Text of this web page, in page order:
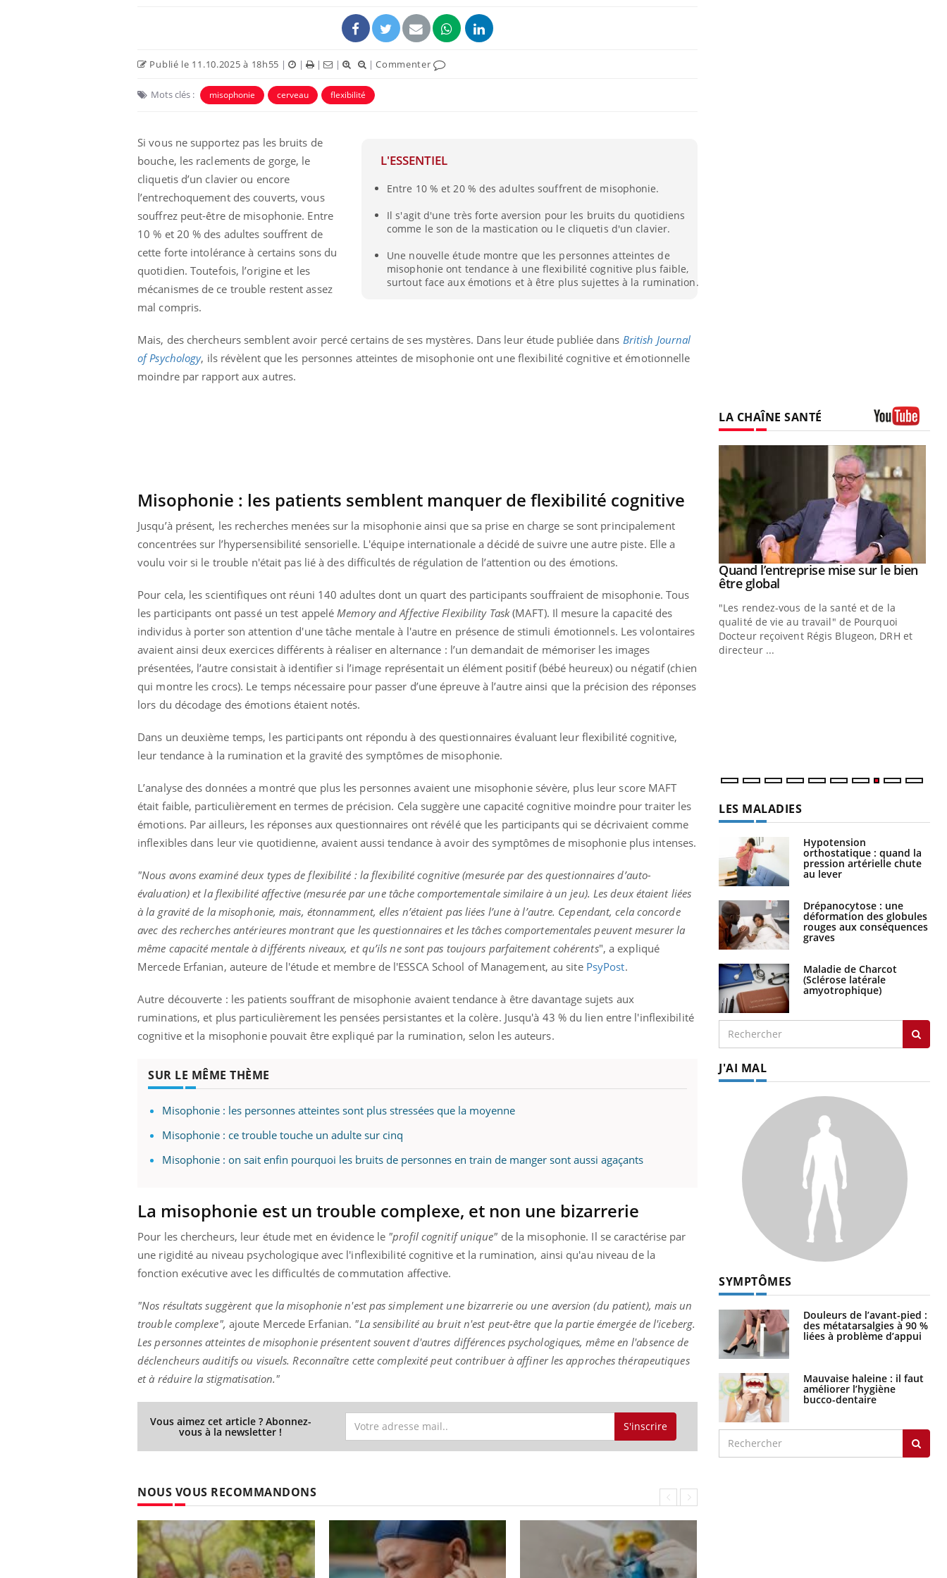
Publié le 11.10.2025 à 18h55 | | | | |Commenter
Mots clés : misophonie cerveau flexibilité
L'ESSENTIEL
Entre 10 % et 20 % des adultes souffrent de misophonie.
Il s'agit d'une très forte aversion pour les bruits du quotidiens
comme le son de la mastication ou le cliquetis d'un clavier.
Une nouvelle étude montre que les personnes atteintes de
misophonie ont tendance à une flexibilité cognitive plus faible,
surtout face aux émotions et à être plus sujettes à la rumination.
Si vous ne supportez pas les bruits de
bouche, les raclements de gorge, le
cliquetis d’un clavier ou encore
l’entrechoquement des couverts, vous
souffrez peut-être de misophonie. Entre
10 % et 20 % des adultes souffrent de
cette forte intolérance à certains sons du
quotidien. Toutefois, l’origine et les
mécanismes de ce trouble restent assez
mal compris.
Mais, des chercheurs semblent avoir percé certains de ses mystères. Dans leur étude publiée dans British Journal
of Psychology, ils révèlent que les personnes atteintes de misophonie ont une flexibilité cognitive et émotionnelle
moindre par rapport aux autres.
Misophonie : les patients semblent manquer de flexibilité cognitive
Jusqu’à présent, les recherches menées sur la misophonie ainsi que sa prise en charge se sont principalement
concentrées sur l’hypersensibilité sensorielle. L'équipe internationale a décidé de suivre une autre piste. Elle a
voulu voir si le trouble n'était pas lié à des difficultés de régulation de l’attention ou des émotions.
Pour cela, les scientifiques ont réuni 140 adultes dont un quart des participants souffraient de misophonie. Tous
les participants ont passé un test appelé Memory and Affective Flexibility Task(MAFT). Il mesure la capacité des
individus à porter son attention d'une tâche mentale à l'autre en présence de stimuli émotionnels. Les volontaires
avaient ainsi deux exercices différents à réaliser en alternance : l’un demandait de mémoriser les images
présentées, l’autre consistait à identifier si l’image représentait un élément positif (bébé heureux) ou négatif (chien
qui montre les crocs). Le temps nécessaire pour passer d’une épreuve à l’autre ainsi que la précision des réponses
lors du décodage des émotions étaient notés.
Dans un deuxième temps, les participants ont répondu à des questionnaires évaluant leur flexibilité cognitive,
leur tendance à la rumination et la gravité des symptômes de misophonie.
L’analyse des données a montré que plus les personnes avaient une misophonie sévère, plus leur score MAFT
était faible, particulièrement en termes de précision. Cela suggère une capacité cognitive moindre pour traiter les
émotions. Par ailleurs, les réponses aux questionnaires ont révélé que les participants qui se décrivaient comme
inflexibles dans leur vie quotidienne, avaient aussi tendance à avoir des symptômes de misophonie plus intenses.
"Nous avons examiné deux types de flexibilité : la flexibilité cognitive (mesurée par des questionnaires d’auto-
évaluation) et la flexibilité affective (mesurée par une tâche comportementale similaire à un jeu). Les deux étaient liées
à la gravité de la misophonie, mais, étonnamment, elles n’étaient pas liées l’une à l’autre. Cependant, cela concorde
avec des recherches antérieures montrant que les questionnaires et les tâches comportementales peuvent mesurer la
même capacité mentale à différents niveaux, et qu’ils ne sont pas toujours parfaitement cohérents", a expliqué
Mercede Erfanian, auteure de l'étude et membre de l'ESSCA School of Management, au site PsyPost.
Autre découverte : les patients souffrant de misophonie avaient tendance à être davantage sujets aux
ruminations, et plus particulièrement les pensées persistantes et la colère. Jusqu'à 43 % du lien entre l'inflexibilité
cognitive et la misophonie pouvait être expliqué par la rumination, selon les auteurs.
SUR LE MÊME THÈME
Misophonie : les personnes atteintes sont plus stressées que la moyenne
Misophonie : ce trouble touche un adulte sur cinq
Misophonie : on sait enfin pourquoi les bruits de personnes en train de manger sont aussi agaçants
La misophonie est un trouble complexe, et non une bizarrerie
Pour les chercheurs, leur étude met en évidence le "profil cognitif unique" de la misophonie. Il se caractérise par
une rigidité au niveau psychologique avec l'inflexibilité cognitive et la rumination, ainsi qu'au niveau de la
fonction exécutive avec les difficultés de commutation affective.
"Nos résultats suggèrent que la misophonie n'est pas simplement une bizarrerie ou une aversion (du patient), mais un
trouble complexe", ajoute Mercede Erfanian. "La sensibilité au bruit n'est peut-être que la partie émergée de l'iceberg.
Les personnes atteintes de misophonie présentent souvent d'autres différences psychologiques, même en l'absence de
déclencheurs auditifs ou visuels. Reconnaître cette complexité peut contribuer à affiner les approches thérapeutiques
et à réduire la stigmatisation."
Vous aimez cet article ? Abonnez-
vous à la newsletter ! S'inscrire
NOUS VOUS RECOMMANDONS
LA CHAÎNE SANTÉ
Diabète & Ramadan 2026Youtube
Le Ramadan approche, et, pour de
nombreuses personnes atteintes de
diabète, c'est une période de questions, de
défis, mais ...
Youtube
Un « jumeau numérique » pour
préventiveYoutube
Un établissement lié à un groupe
mutualiste innove en matière de bilan de
santé : l'utilisation d'un « jumeau
numérique » permet ...
Youtube
COUP DE FOOD sur le diabète Youtube
Coup de food sur le diabète, c'est votre
nouveau rendez-vous culinaire qui
bouscule les idées reçues ! Dans cet
épisode, une ...
Youtube
Quand l’entreprise mise sur le bien
être globalYoutube
"Les rendez-vous de la santé et de la
qualité de vie au travail" de Pourquoi
Docteur reçoivent Régis Blugeon, DRH et
directeur ...
LES MALADIES
Hypotension
orthostatique : quand la
pression artérielle chute
au lever
Drépanocytose : une
déformation des globules
rouges aux conséquences
graves
Maladie de Charcot
(Sclérose latérale
amyotrophique)
J'AI MAL
SYMPTÔMES
Douleurs de l’avant-pied :
des métatarsalgies à 90 %
liées à problème d’appui
Mauvaise haleine : il faut
améliorer l’hygiène
bucco-dentaire